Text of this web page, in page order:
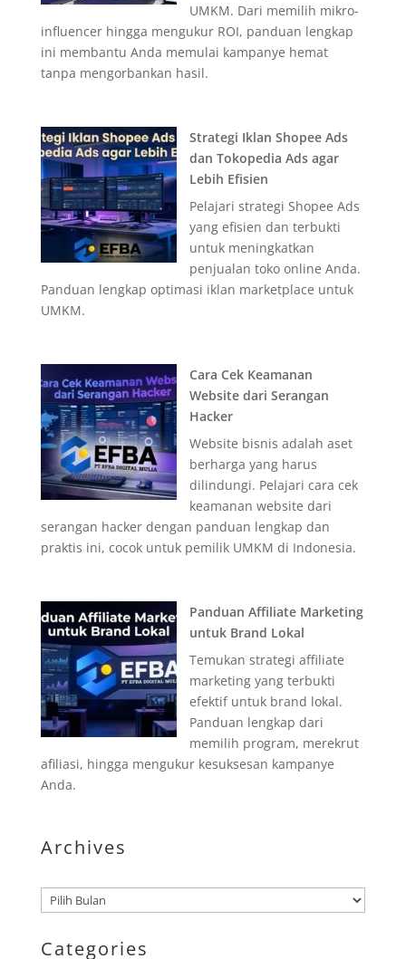
UMKM. Dari memilih mikro-
influencer hingga mengukur ROI, panduan lengkap
ini membantu Anda memulai kampanye hemat
tanpa mengorbankan hasil.
Strategi Iklan Shopee Ads
dan Tokopedia Ads agar
Lebih Efisien
Pelajari strategi Shopee Ads
yang efisien dan terbukti
untuk meningkatkan
penjualan toko online Anda.
Panduan lengkap optimasi iklan marketplace untuk
UMKM.
Cara Cek Keamanan
Website dari Serangan
Hacker
Website bisnis adalah aset
berharga yang harus
dilindungi. Pelajari cara cek
keamanan website dari
serangan hacker dengan panduan lengkap dan
praktis ini, cocok untuk pemilik UMKM di Indonesia.
Panduan Affiliate Marketing
untuk Brand Lokal
Temukan strategi affiliate
marketing yang terbukti
efektif untuk brand lokal.
Panduan lengkap dari
memilih program, merekrut
afiliasi, hingga mengukur kesuksesan kampanye
Anda.
Archives
Arsip
Categories